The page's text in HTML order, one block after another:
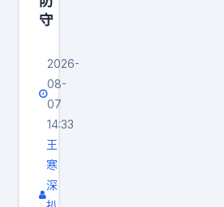
浓
，
这
不
是
什
么
续
奇
，
除
了
想
要
重
返
守
2026-
08-
07
14:33
王
寒
深